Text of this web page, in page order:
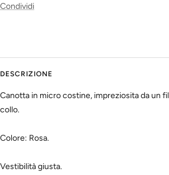
Condividi
DESCRIZIONE
Canotta in micro costine, impreziosita da un
collo.
Colore: Rosa.
Vestibilità giusta.